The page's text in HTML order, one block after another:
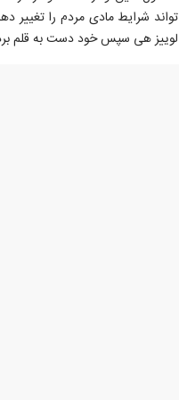
تواند شرایط مادی مردم را تغییر
لوییز هی سپس خود دست به قلم